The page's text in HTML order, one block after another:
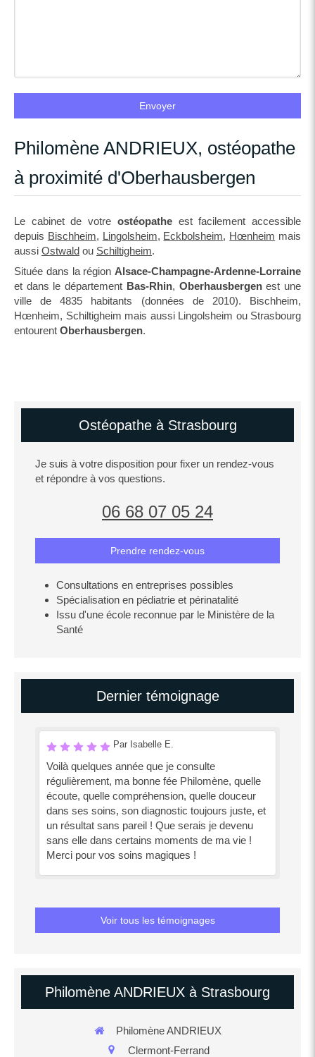
Envoyer
Philomène ANDRIEUX, ostéopathe
à proximité d'Oberhausbergen
Le cabinet de votre ostéopatheest facilement accessible
depuis Bischheim, Lingolsheim, Eckbolsheim, Hœnheim mais
aussi Ostwald ou Schiltigheim.
Située dans la région Alsace-Champagne-Ardenne-Lorraine
et dans le département Bas-Rhin, Oberhausbergenest une
ville de 4835 habitants (données de 2010). Bischheim,
Hœnheim, Schiltigheim mais aussi Lingolsheim ou Strasbourg
entourent Oberhausbergen.
Ostéopathe à Strasbourg
Je suis à votre disposition pour fixer un rendez-vous
et répondre à vos questions.
06 68 07 05 24
Prendre rendez-vous
Consultations en entreprises possibles
Spécialisation en pédiatrie et périnatalité
Issu d'une école reconnue par le Ministère de la
Santé
Dernier témoignage
Par Isabelle E.
Voilà quelques année que je consulte
régulièrement, ma bonne fée Philomène, quelle
écoute, quelle compréhension, quelle douceur
dans ses soins, son diagnostic toujours juste, et
un résultat sans pareil ! Que serais je devenu
sans elle dans certains moments de ma vie !
Merci pour vos soins magiques !
Voir tous les témoignages
Philomène ANDRIEUX à Strasbourg
Philomène ANDRIEUX
Clermont-Ferrand